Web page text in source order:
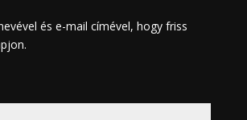
és e-mail címével, hogy friss